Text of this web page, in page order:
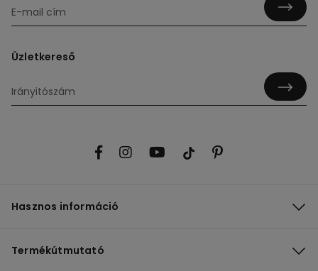
Üzletkereső
Hasznos információ
Termékútmutató